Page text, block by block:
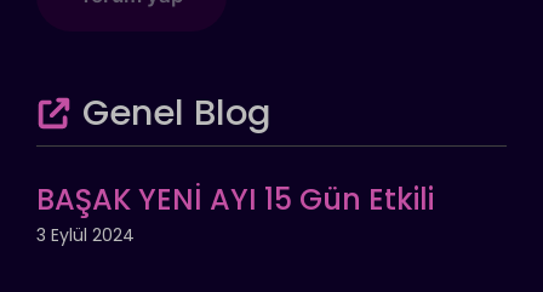
Genel Blog
BAŞAK YENİ AYI 15 Gün Etkili
3 Eylül 2024